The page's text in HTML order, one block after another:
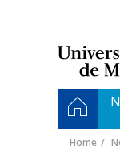
Home